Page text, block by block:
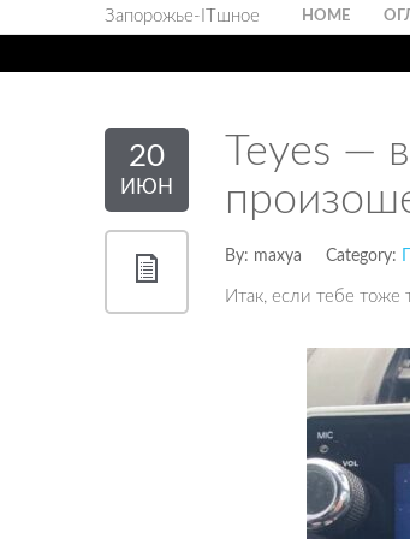
Запорожье-ITшное HOME
20
ИЮН
Teyes —
By: maxya Category:
Итак, если тебе тоже